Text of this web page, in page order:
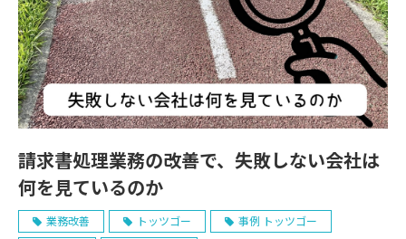
請求書処理業務の改善で、失敗しない会社は
何を見ているのか
業務改善 トッツゴー
事例 トッツゴー